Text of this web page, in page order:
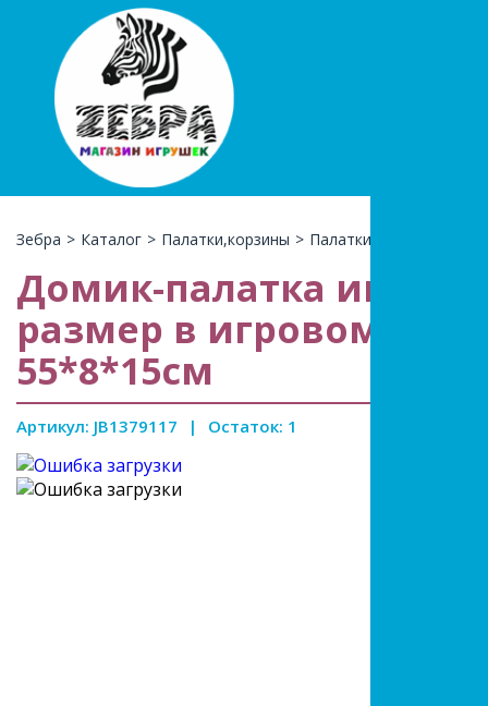
Зебра > Каталог > Палатки,корзины > Палатки
Домик-палатка
размер в игровом
55*8*15см
Артикул: JB1379117 | Остаток: 1